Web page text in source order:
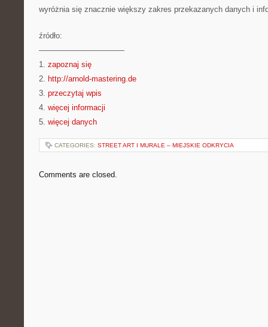
wyróżnia się znacznie większy zakres przekazanych danych i
źródło:
———————————
1. zapoznaj się
2. http://arnold-mastering.de
3. przeczytaj wpis
4. więcej informacji
5. więcej danych
CATEGORIES: STREET ART I MURALE – MIEJSKIE ODKRYCIA
Comments are closed.